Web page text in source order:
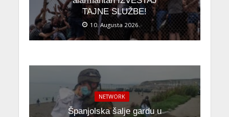
TAJNE SLUŽBE!
10. Augusta 2026.
NETWORK
Španjolska šalje gardu u